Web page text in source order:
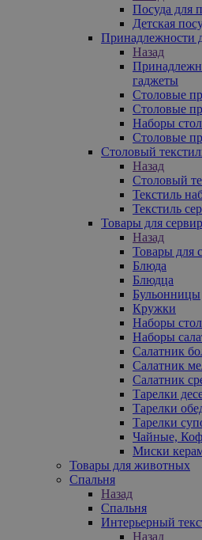
Посуда для
Детская
Принадлежности
Назад
гаджеты
Столовые
Столовые
Наборы
Столовые
Столовый
Назад
Столовый
Текстиль
Текстиль
Товары для
Назад
Товары для
Блюда
Блюдца
Бульонницы
Кружки
Наборы
Наборы
Салатник
Салатник
Салатник
Тарелки
Тарелки
Тарелки
Чайные,
Миски
Товары для животных
Спальня
Назад
Спальня
Интерьерный
Назад